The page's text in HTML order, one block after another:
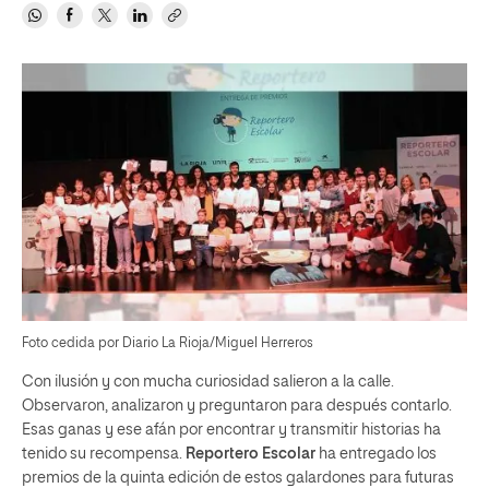
Foto cedida por Diario La Rioja/Miguel Herreros
Con ilusión y con mucha curiosidad salieron a la calle.
Observaron, analizaron y preguntaron para después contarlo.
Esas ganas y ese afán por encontrar y transmitir historias ha
tenido su recompensa. Reportero Escolar ha entregado los
premios de la quinta edición de estos galardones para futuras